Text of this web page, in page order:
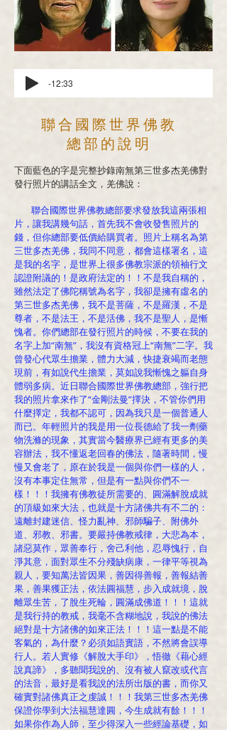
-12:33
聯合國際世界佛教
總部的說明
下面藍色的字是完整抄錄南無第三世多杰羌佛對
發行照片的講話全文，羌佛說：
聯合國際世界佛教總部要求發放我這兩張相
片，讓我講幾句話，首先我不會收發售照片的
錢，但你總部要低價給購買者。照片上稱名為第
三世多杰羌佛，我同不同意，都會這樣署名，這
是我的名字，是世界上很多佛教宗派的領袖行文
認證附議的！是政府法定的！！不是我自稱的，
雖然法定了佛陀稱號為名字，我卻是擁有虛名的
第三世多杰羌佛，我不是菩薩，不是羅漢，不是
尊者，不是法王，不是活佛，我不是聖人，是慚
愧者。你們總部在發行照片的時候，不要在我的
名字上加“南無”，我沒有資格冠上“南無”二字。我
曾發心代眾生擔業，體力大減，快捷衰竭而老態
現前，有如說代生擔業，莫如說我慚愧之軀自身
體弱多病。近日聯合國際世界佛教總部，強行把
我的照片拿來作了“金剛法曼”擇決，不管你們用
什麼擇定，我都不認可，因為我只是一個普通人
而已。年輕照片的我是用一位長德給了我一劑藥
物洗滌的現象，其實當今醫療界已經有更多的美
容辦法，我不懂返老回春的佛法，隨著時間，慢
慢又會老了，原在於我是一個與你們一樣的人，
沒有本事定住無常，但是有一點與你們不一
樣！！！我擁有佛教徒所需要的、圓滿解脫成就
的頂級如來大法，也就是十方諸佛共有不二的：
遠離封建迷信、怪力亂神、邪師騙子、附佛外
道、邪教、邪書。要嚴持佛教戒律，大悲為本，
諸惡莫作，眾善奉行，舍己利他，忍辱愧行，自
淨其意，面對眾生不分殘缺病康，一律平等視為
親人，要知萬法皆因果，善因得善報，善報結善
果，善果獲正法，依法圓福慧，步入成就境，脫
離眾生苦，了脫生死輪，圓滿成佛道！！！這就
是我行持的教戒，我毫不含糊地說，我說的佛法
絕對是十方諸佛的如來正法！！！這一點是不能
客氣的，為什麼？必須如語實語，不然將會誤導
行人。若人實修《解脫大手印》，悟徹《藉心經
說真諦》，多聽聞我說的、沒有被人竄改或代言
的法音，最好是看我說的法所出版的書，而你又
確實對諸佛真正之虔誠！！！我第三世多杰羌佛
保證你學到大法福慧達圓，今生成就有餘！！！
如果你作為人師，至少得深入一些經論基礎，如